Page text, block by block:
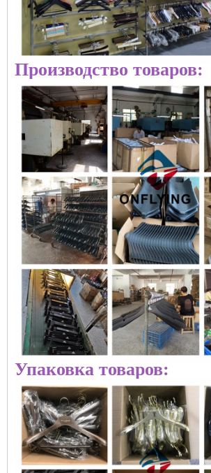
Производство товаров:
Упаковка товаров: